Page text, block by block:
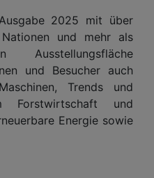
2025 mit über
und mehr als
Ausstellungsfläche
und Besucher auch
Trends und
Forstwirtschaft und
Energie sowie